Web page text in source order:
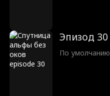
Эпизод 30
По умолчанию